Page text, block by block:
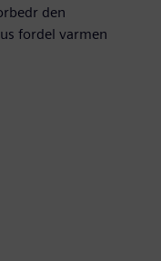
den
fordel varmen